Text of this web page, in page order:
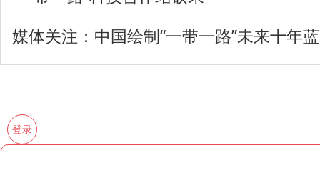
媒体关注：中国绘制“一带一路”未来十年
登录